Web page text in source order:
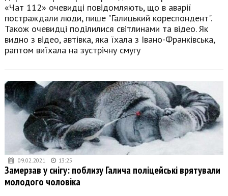
«Чат 112» очевидці повідомляють, що в аварії
постраждали люди, пише "Галицький кореспондент".
Також очевидці поділилися світлинами та відео. Як
видно з відео, автівка, яка їхала з Івано-Франківська,
раптом виїхала на зустрічну смугу
09.02.2021 13:25
Замерзав у снігу: поблизу Галича поліцейські врятували
молодого чоловіка